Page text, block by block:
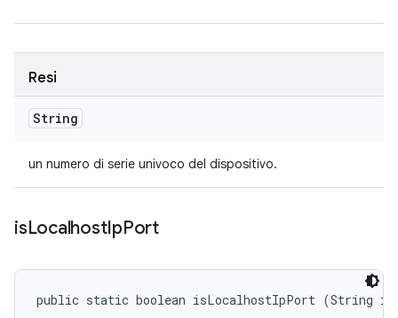
Resi
String
un numero di serie univoco del dispositivo.
isLocalhostIpPort
public static boolean isLocalhostIpPort (String